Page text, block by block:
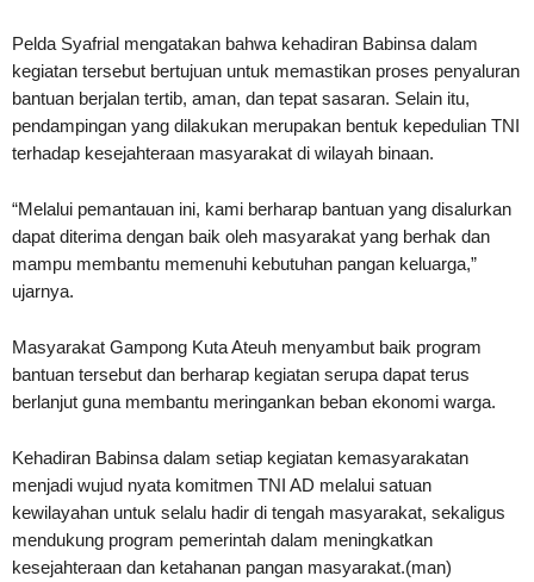
Pelda Syafrial mengatakan bahwa kehadiran Babinsa dalam
kegiatan tersebut bertujuan untuk memastikan proses penyaluran
bantuan berjalan tertib, aman, dan tepat sasaran. Selain itu,
pendampingan yang dilakukan merupakan bentuk kepedulian TNI
terhadap kesejahteraan masyarakat di wilayah binaan.
“Melalui pemantauan ini, kami berharap bantuan yang disalurkan
dapat diterima dengan baik oleh masyarakat yang berhak dan
mampu membantu memenuhi kebutuhan pangan keluarga,”
ujarnya.
Masyarakat Gampong Kuta Ateuh menyambut baik program
bantuan tersebut dan berharap kegiatan serupa dapat terus
berlanjut guna membantu meringankan beban ekonomi warga.
Kehadiran Babinsa dalam setiap kegiatan kemasyarakatan
menjadi wujud nyata komitmen TNI AD melalui satuan
kewilayahan untuk selalu hadir di tengah masyarakat, sekaligus
mendukung program pemerintah dalam meningkatkan
kesejahteraan dan ketahanan pangan masyarakat.(man)